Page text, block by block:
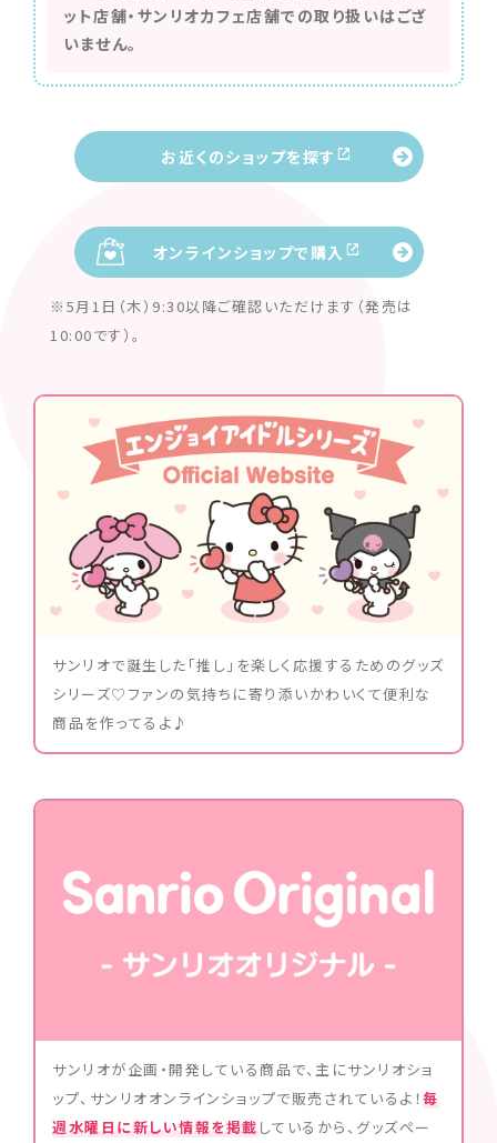
ット店舗・サンリオカフェ店舗での取り扱いはござ
いません。
お近くのショップを探す
オンラインショップで購入
※5月1日（木）9:30以降ご確認いただけます（発売は
10:00です）。
サンリオで誕生した｢推し｣を楽しく応援するためのグッズ
シリーズ♡ファンの気持ちに寄り添いかわいくて便利な
商品を作ってるよ♪
サンリオが企画・開発している商品で、主にサンリオショ
ップ、サンリオオンラインショップで販売されているよ！毎
週水曜日に新しい情報を掲載 しているから、グッズペー